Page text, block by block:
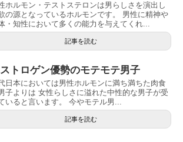
ホルモン・テストステロンは男らしさを演出し
の源となっているホルモンです。 男性に精神や
・知性において多くの能力を与えてくれ...
記事を読む
トロゲン優勢のモテモテ男子
日本においては男性ホルモンに満ち満ちた肉食
子よりは 女性らしさに溢れた中性的な男子が受
いると言います。 今やモテル男...
記事を読む